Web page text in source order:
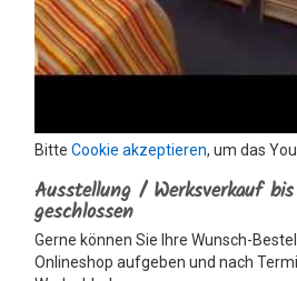
Bitte Cookie akzeptieren, um das
Ausstellung / Werksverkauf
geschlossen
Gerne können Sie Ihre Wunsch-
Onlineshop aufgeben und nach